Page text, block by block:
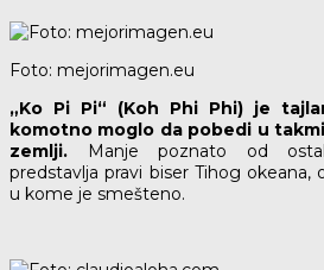
Foto: mejorimagen.eu
„Ko Pi Pi“ (Koh Phi Phi) je
komotno moglo da pobedi u
zemlji.
Manje poznato od
predstavlja pravi biser Tihog okeana,
u kome je smešteno.